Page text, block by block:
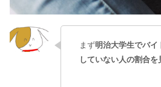
まず明治大学生でバイ
していない人の割合を